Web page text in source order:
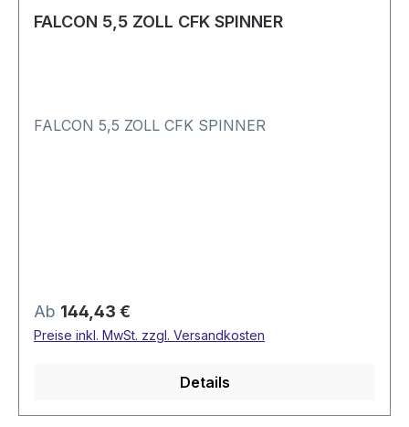
FALCON 5,5 ZOLL CFK SPINNER
FALCON 5,5 ZOLL CFK SPINNER
Regulärer Preis:
Ab 144,43 €
Preise inkl. MwSt. zzgl. Versandkosten
Details